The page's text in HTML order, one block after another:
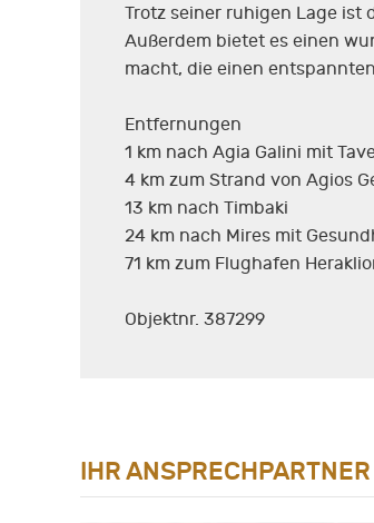
Trotz seiner ruhigen Lage ist
Außerdem bietet es einen
macht, die einen
Entfernungen
1 km nach Agia Galini mit
4 km zum Strand von Agios
13 km nach Timbaki
24 km nach Mires mit
71 km zum Flughafen
Objektnr. 387299
IHR